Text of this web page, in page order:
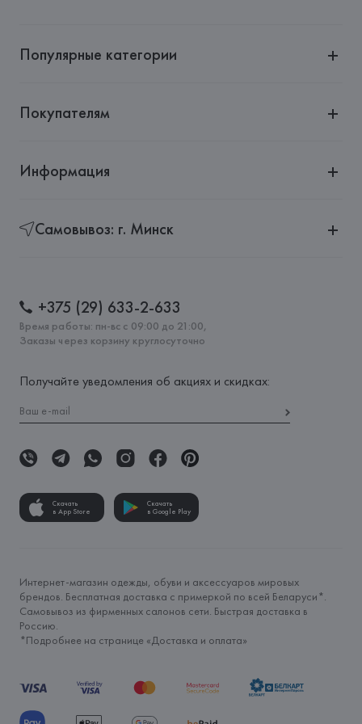
Популярные категории
Покупателям
Информация
Самовывоз: г. Минск
+375 (29) 633-2-633
Время работы: пн-вс с 09:00 до 21:00,
Заказы через корзину круглосуточно
Получайте уведомления об акциях и скидках:
Скачать
в App Store
Скачать
в Google Play
Интернет-магазин одежды, обуви и аксессуаров мировых
брендов. Бесплатная доставка с примеркой по всей Беларуси*.
Самовывоз из фирменных салонов сети. Быстрая доставка в
Россию.
*Подробнее на странице «Доставка и оплата»